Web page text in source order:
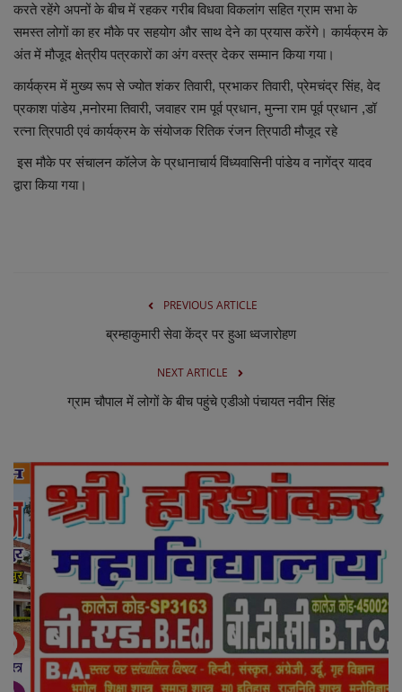
करते रहेंगे अपनों के बीच में रहकर गरीब विधवा विकलांग सहित ग्राम सभा के
समस्त लोगों का हर मौके पर सहयोग और साथ देने का प्रयास करेंगे। कार्यक्रम के
अंत में मौजूद क्षेत्रीय पत्रकारों का अंग वस्त्र देकर सम्मान किया गया।
कार्यक्रम में मुख्य रूप से ज्योत शंकर तिवारी, प्रभाकर तिवारी, प्रेमचंद्र सिंह, वेद
प्रकाश पांडेय ,मनोरमा तिवारी, जवाहर राम पूर्व प्रधान, मुन्ना राम पूर्व प्रधान ,डॉ
रत्ना त्रिपाठी एवं कार्यक्रम के संयोजक रितिक रंजन त्रिपाठी मौजूद रहे
इस मौके पर संचालन कॉलेज के प्रधानाचार्य विंध्यवासिनी पांडेय व नागेंद्र यादव
द्वारा किया गया।
PREVIOUS ARTICLE
ब्रम्हाकुमारी सेवा केंद्र पर हुआ ध्वजारोहण
NEXT ARTICLE
ग्राम चौपाल में लोगों के बीच पहुंचे एडीओ पंचायत नवीन सिंह